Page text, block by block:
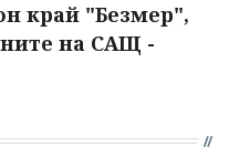
край "Безмер",
на САЩ -